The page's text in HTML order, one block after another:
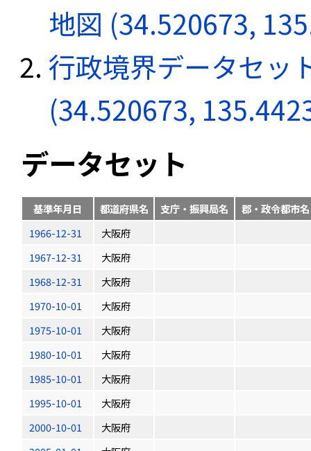
地図 (34.520673,
行政境界データセッ
(34.520673,
データセット
基準年月日 都道府県名 支庁・振興局名
郡・政令都市名
1966-12-31
大阪府
1967-12-31
大阪府
1968-12-31
大阪府
1970-10-01
大阪府
1975-10-01
大阪府
1980-10-01
大阪府
1985-10-01
大阪府
1995-10-01
大阪府
2000-10-01
大阪府